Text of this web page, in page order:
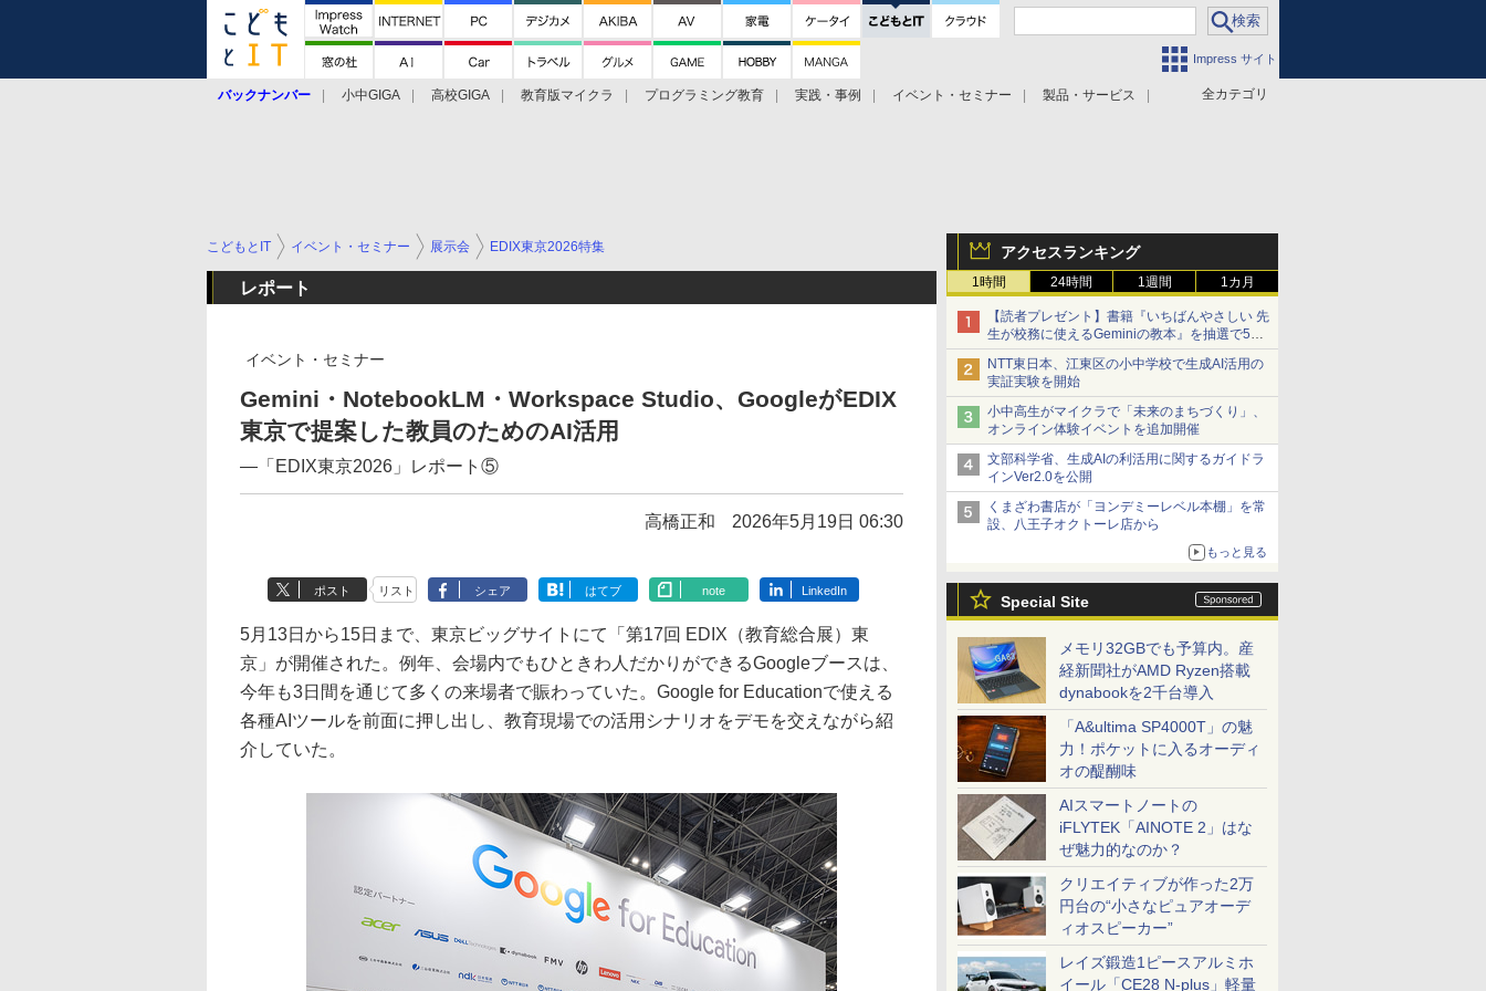
Impress サイト
全カテゴリ
バックナンバー 小中GIGA 高校GIGA 教育版マイクラ プログラミング教育 実践・事例 イベント・セミナー 製品・サービス
アクセスランキング
1時間 24時間 1週間 1カ月
【読者プレゼント】書籍『いちばんやさしい 先
生が校務に使えるGeminiの教本』を抽選で5名
様にプレゼント ――応募締切は2026年8月12
日（水）まで
NTT東日本、江東区の小中学校で生成AI活用の
実証実験を開始
小中高生がマイクラで「未来のまちづくり」、
オンライン体験イベントを追加開催
文部科学省、生成AIの利活用に関するガイドラ
インVer2.0を公開
くまざわ書店が「ヨンデミーレベル本棚」を常
設、八王子オクトーレ店から
もっと見る
Special Site
メモリ32GBでも予算内。産
経新聞社がAMD Ryzen搭載
dynabookを2千台導入
「A&ultima SP4000T」の魅
力！ポケットに入るオーディ
オの醍醐味
AIスマートノートの
iFLYTEK「AINOTE 2」はな
ぜ魅力的なのか？
クリエイティブが作った2万
円台の“小さなピュアオーデ
ィオスピーカー”
レイズ鍛造1ピースアルミホ
イール「CE28 N-plus」軽量
こどもとIT イベント・セミナー 展示会 EDIX東京2026特集
レポート
イベント・セミナー
Gemini・NotebookLM・Workspace Studio、GoogleがEDIX
東京で提案した教員のためのAI活用
―「EDIX東京2026」レポート⑤
高橋正和 2026年5月19日 06:30
ポスト リスト シェア はてブ note LinkedIn
5月13日から15日まで、東京ビッグサイトにて「第17回 EDIX（教育総合展）東
京」が開催された。例年、会場内でもひときわ人だかりができるGoogleブースは、
今年も3日間を通じて多くの来場者で賑わっていた。Google for Educationで使える
各種AIツールを前面に押し出し、教育現場での活用シナリオをデモを交えながら紹
介していた。